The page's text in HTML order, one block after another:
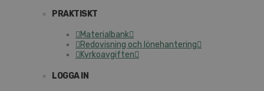
PRAKTISKT
Materialbank
Redovisning och lönehantering
Kyrkoavgiften
LOGGA IN